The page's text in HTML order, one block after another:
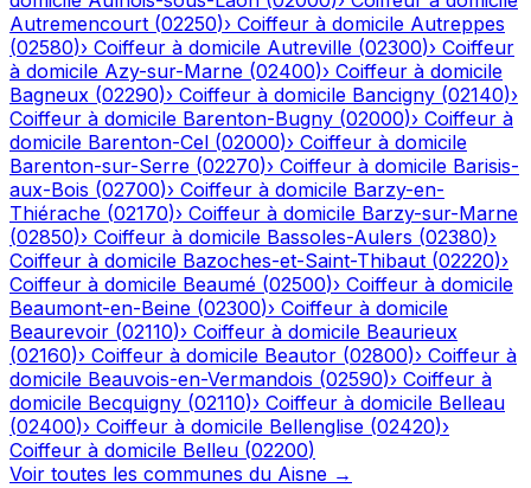
Autremencourt (02250)› Coiffeur à domicile Autreppes
(02580)› Coiffeur à domicile Autreville (02300)› Coiffeur
à domicile Azy-sur-Marne (02400)› Coiffeur à domicile
Bagneux (02290)› Coiffeur à domicile Bancigny (02140)›
Coiffeur à domicile Barenton-Bugny (02000)› Coiffeur à
domicile Barenton-Cel (02000)› Coiffeur à domicile
Barenton-sur-Serre (02270)› Coiffeur à domicile Barisis-
aux-Bois (02700)› Coiffeur à domicile Barzy-en-
Thiérache (02170)› Coiffeur à domicile Barzy-sur-Marne
(02850)› Coiffeur à domicile Bassoles-Aulers (02380)›
Coiffeur à domicile Bazoches-et-Saint-Thibaut (02220)›
Coiffeur à domicile Beaumé (02500)› Coiffeur à domicile
Beaumont-en-Beine (02300)› Coiffeur à domicile
Beaurevoir (02110)› Coiffeur à domicile Beaurieux
(02160)› Coiffeur à domicile Beautor (02800)› Coiffeur à
domicile Beauvois-en-Vermandois (02590)› Coiffeur à
domicile Becquigny (02110)› Coiffeur à domicile Belleau
(02400)› Coiffeur à domicile Bellenglise (02420)›
Coiffeur à domicile Belleu (02200)
Voir toutes les communes du Aisne →